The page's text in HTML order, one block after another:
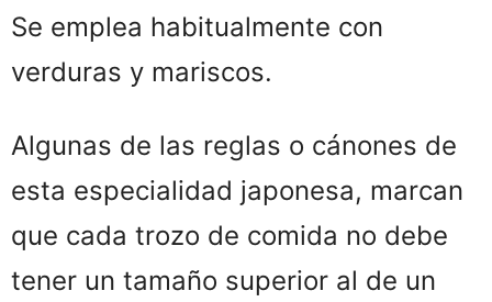
Se emplea habitualmente con
verduras y mariscos.
Algunas de las reglas o cánones de
esta especialidad japonesa, marcan
que cada trozo de comida no debe
tener un tamaño superior al de un